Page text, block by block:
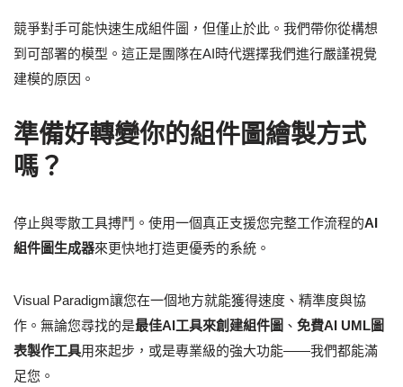
競爭對手可能快速生成組件圖，但僅止於此。我們帶你從構想
到可部署的模型。這正是團隊在AI時代選擇我們進行嚴謹視覺
建模的原因。
準備好轉變你的組件圖繪製方式
嗎？
停止與零散工具搏鬥。使用一個真正支援您完整工作流程的AI
組件圖生成器來更快地打造更優秀的系統。
Visual Paradigm讓您在一個地方就能獲得速度、精準度與協
作。無論您尋找的是最佳AI工具來創建組件圖 、 免費AI UML圖
表製作工具用來起步，或是專業級的強大功能——我們都能滿
足您。